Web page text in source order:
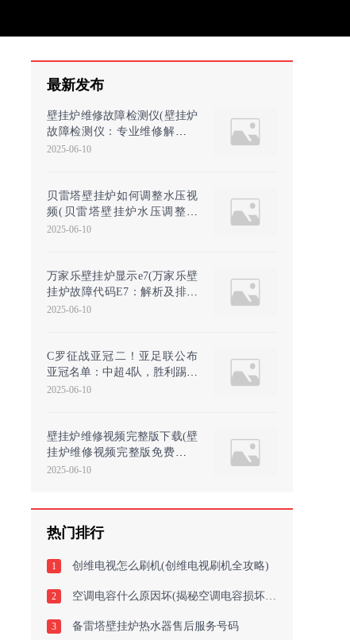
最新发布
壁挂炉维修故障检测仪(壁挂炉
故障检测仪：专业维修解决方
案)
2025-06-10
贝雷塔壁挂炉如何调整水压视
频(贝雷塔壁挂炉水压调整方
法-详细视频教程)
2025-06-10
万家乐壁挂炉显示e7(万家乐壁
挂炉故障代码E7：解析及排除
方法)
2025-06-10
C罗征战亚冠二！亚足联公布
亚冠名单：中超4队，胜利踢二
级联赛
2025-06-10
壁挂炉维修视频完整版下载(壁
挂炉维修视频完整版免费下载
大全)
2025-06-10
热门排行
1 创维电视怎么刷机(创维电视刷机全攻略)
2 空调电容什么原因坏(揭秘空调电容损坏原因)
3 备雷塔壁挂炉热水器售后服务号码